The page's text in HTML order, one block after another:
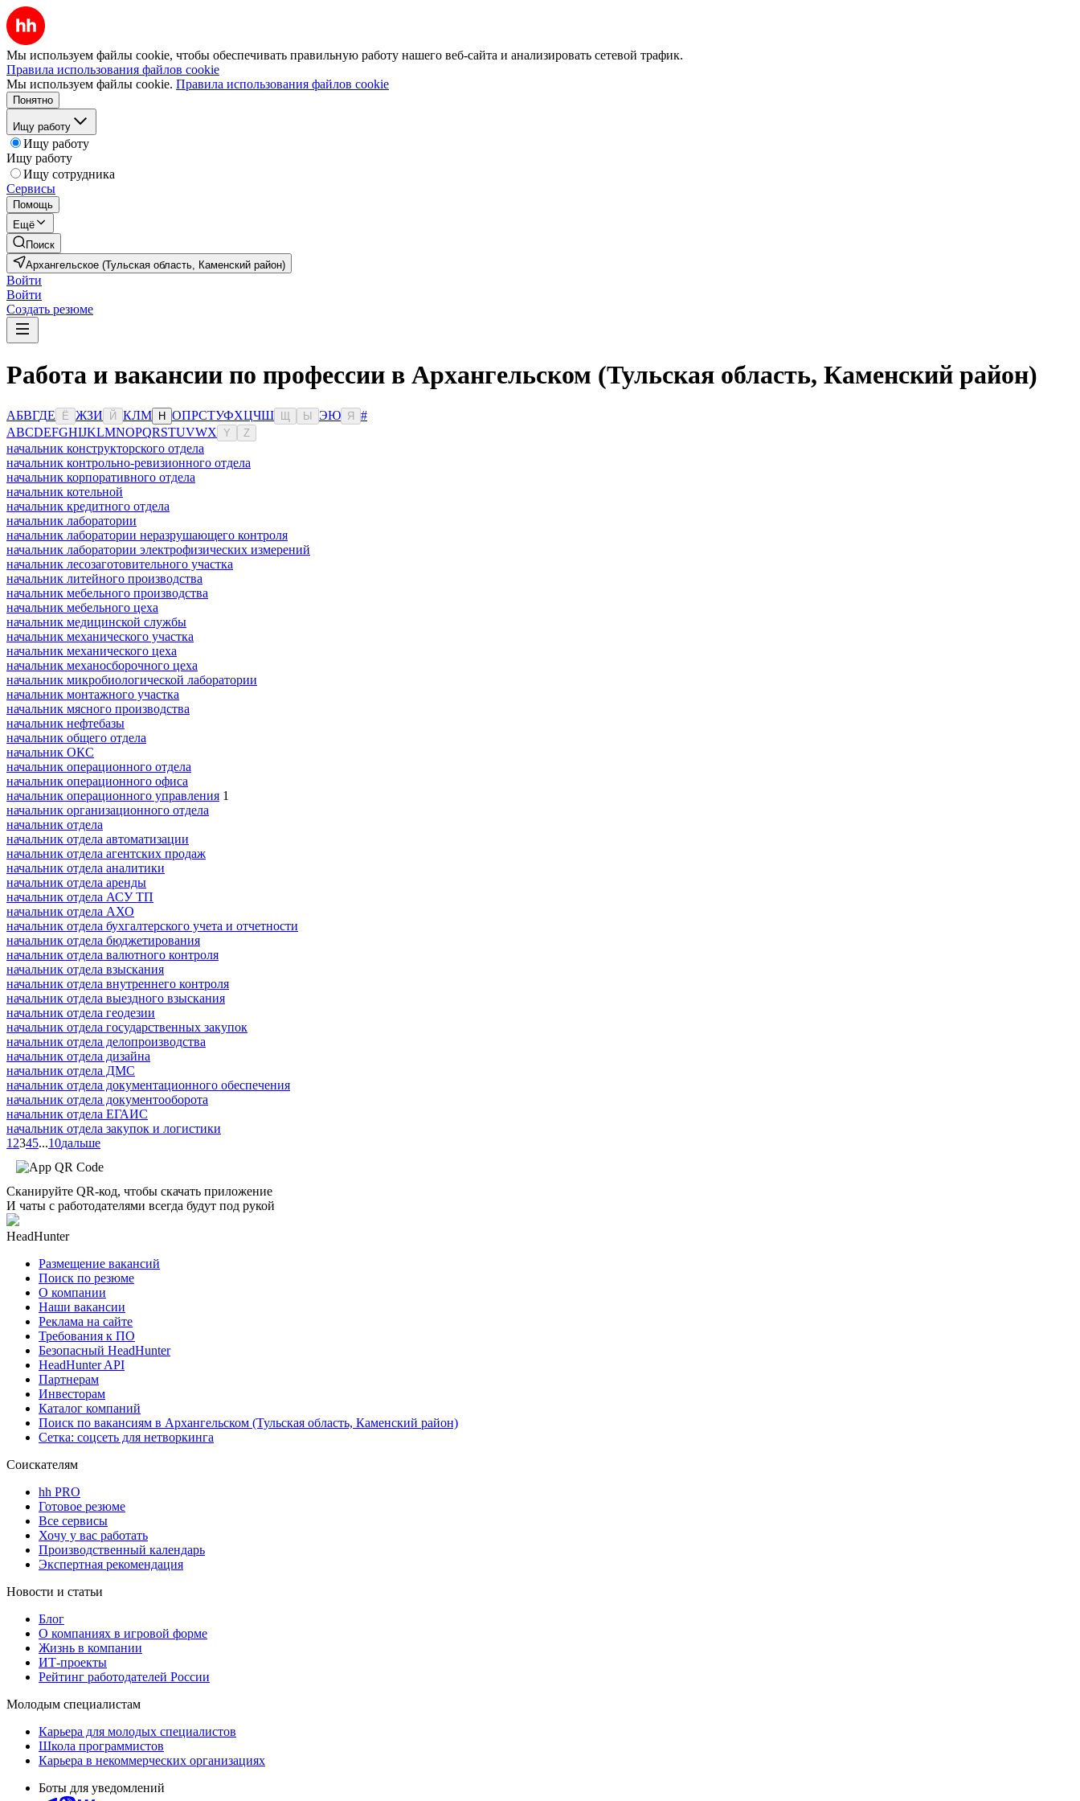
Мы используем файлы cookie, чтобы обеспечивать правильную работу нашего веб-сайта и анализировать сетевой трафик.
Правила использования файлов cookie
Мы используем файлы cookie. Правила использования файлов cookie
Понятно
Ищу работу
Ищу работу
Ищу работу
Ищу сотрудника
Сервисы
Помощь
Ещё
Поиск
Архангельское (Тульская область, Каменский район)
Войти
Войти
Создать резюме
Работа и вакансии по профессии в Архангельском (Тульская область, Каменский район)
АБВГДЕ Ё ЖЗИ Й КЛМ Н ОПРСТУФХЦЧШ Ы ЭЮ Я
#
ABCDEFGHIJKLMNOPQRSTUVWX Y Z
начальник конструкторского отдела
начальник контрольно-ревизионного отдела
начальник корпоративного отдела
начальник котельной
начальник кредитного отдела
начальник лаборатории
начальник лаборатории неразрушающего контроля
начальник лаборатории электрофизических измерений
начальник лесозаготовительного участка
начальник литейного производства
начальник мебельного производства
начальник мебельного цеха
начальник медицинской службы
начальник механического участка
начальник механического цеха
начальник механосборочного цеха
начальник микробиологической лаборатории
начальник монтажного участка
начальник мясного производства
начальник нефтебазы
начальник общего отдела
начальник ОКС
начальник операционного отдела
начальник операционного офиса
начальник операционного управления 1
начальник организационного отдела
начальник отдела
начальник отдела автоматизации
начальник отдела агентских продаж
начальник отдела аналитики
начальник отдела аренды
начальник отдела АСУ ТП
начальник отдела АХО
начальник отдела бухгалтерского учета и отчетности
начальник отдела бюджетирования
начальник отдела валютного контроля
начальник отдела взыскания
начальник отдела внутреннего контроля
начальник отдела выездного взыскания
начальник отдела геодезии
начальник отдела государственных закупок
начальник отдела делопроизводства
начальник отдела дизайна
начальник отдела ДМС
начальник отдела документационного обеспечения
начальник отдела документооборота
начальник отдела ЕГАИС
начальник отдела закупок и логистики
1 2345...10дальше
Сканируйте QR-код, чтобы скачать приложение
И чаты с работодателями всегда будут под рукой
HeadHunter
Размещение вакансий
Поиск по резюме
О компании
Наши вакансии
Реклама на сайте
Требования к ПО
Безопасный HeadHunter
HeadHunter API
Партнерам
Инвесторам
Каталог компаний
Поиск по вакансиям в Архангельском (Тульская область, Каменский район)
Сетка: соцсеть для нетворкинга
Соискателям
hh PRO
Готовое резюме
Все сервисы
Хочу у вас работать
Производственный календарь
Экспертная рекомендация
Новости и статьи
Блог
О компаниях в игровой форме
Жизнь в компании
ИТ-проекты
Рейтинг работодателей России
Молодым специалистам
Карьера для молодых специалистов
Школа программистов
Карьера в некоммерческих организациях
Боты для уведомлений